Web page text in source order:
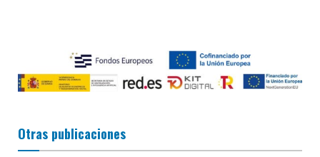
Otras publicaciones